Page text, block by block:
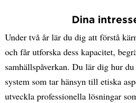
Dina
Under två år lär du dig att förstå
och får utforska dess kapacitet,
samhällspåverkan. Du lär dig hur
system som tar hänsyn till etiska
utveckla professionella lösningar